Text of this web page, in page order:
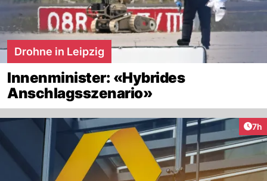
Drohne in Leipzig
Innenminister: «Hybrides
Anschlagsszenario»
7h